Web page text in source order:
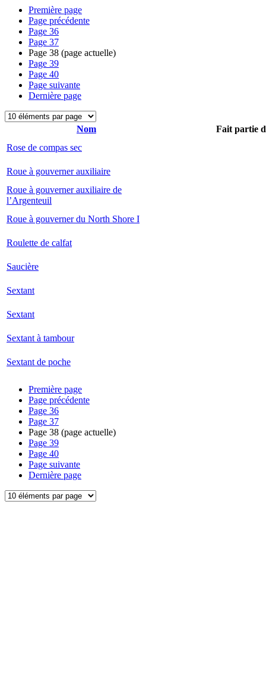
Première page
Page précédente
Page 36
Page 37
Page 38 (page actuelle)
Page 39
Page 40
Page suivante
Dernière page
Nom
Fait partie
Rose de compas sec
Roue à gouverner auxiliaire
Roue à gouverner auxiliaire de
l’Argenteuil
Roue à gouverner du North Shore I
Roulette de calfat
Saucière
Sextant
Sextant
Sextant à tambour
Sextant de poche
Première page
Page précédente
Page 36
Page 37
Page 38 (page actuelle)
Page 39
Page 40
Page suivante
Dernière page